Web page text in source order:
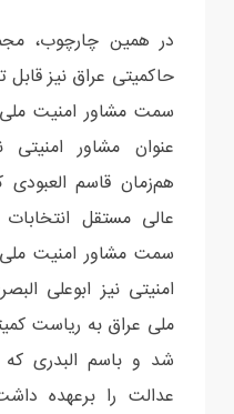
در همین چارچوب،
حاکمیتی عراق نیز
سمت مشاور امنیت
عنوان مشاور
هم‌زمان قاسم
عالی مستقل
سمت مشاور امنیت
امنیتی نیز ابوعلی
ملی عراق به ریاست
شد و باسم البدری
عدالت را برعهده